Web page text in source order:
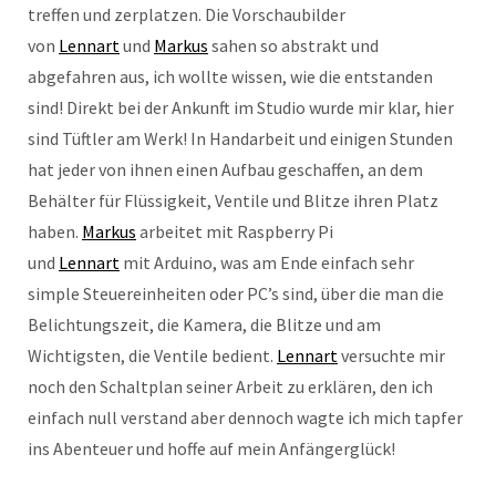
treffen und zerplatzen. Die Vorschaubilder
von Lennartund Markus sahen so abstrakt und
abgefahren aus, ich wollte wissen, wie die entstanden
sind! Direkt bei der Ankunft im Studio wurde mir klar, hier
sind Tüftler am Werk! In Handarbeit und einigen Stunden
hat jeder von ihnen einen Aufbau geschaffen, an dem
Behälter für Flüssigkeit, Ventile und Blitze ihren Platz
haben. Markus arbeitet mit Raspberry Pi
und Lennart mit Arduino, was am Ende einfach sehr
simple Steuereinheiten oder PC’s sind, über die man die
Belichtungszeit, die Kamera, die Blitze und am
Wichtigsten, die Ventile bedient. Lennartversuchte mir
noch den Schaltplan seiner Arbeit zu erklären, den ich
einfach null verstand aber dennoch wagte ich mich tapfer
ins Abenteuer und hoffe auf mein Anfängerglück!